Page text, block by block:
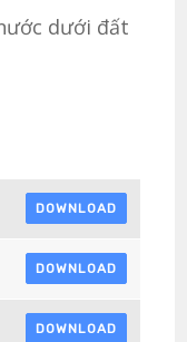
dưới đất
DOWNLOAD
DOWNLOAD
DOWNLOAD